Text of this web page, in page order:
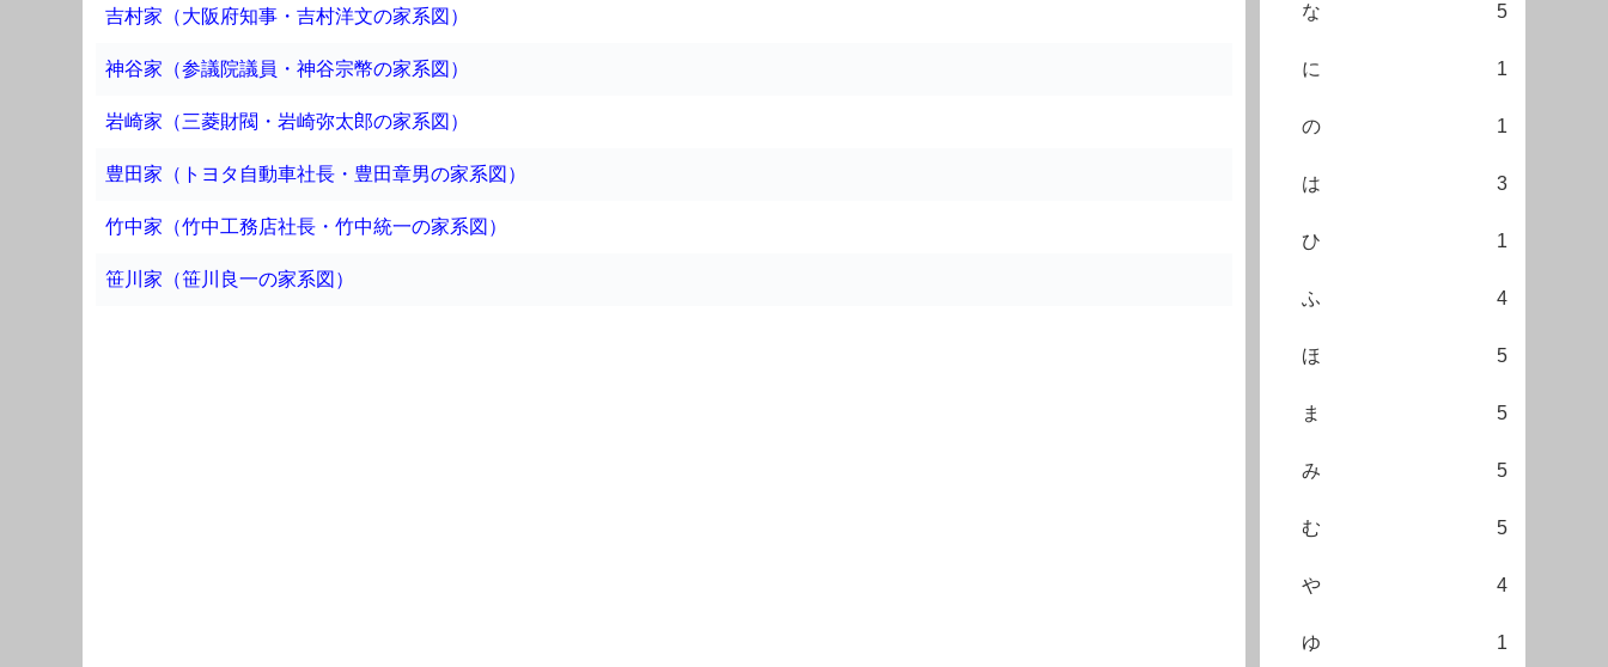
吉村家（大阪府知事・吉村洋文の家系図）
神谷家（参議院議員・神谷宗幣の家系図）
岩崎家（三菱財閥・岩崎弥太郎の家系図）
豊田家（トヨタ自動車社長・豊田章男の家系図）
竹中家（竹中工務店社長・竹中統一の家系図）
笹川家（笹川良一の家系図）
な 5
に 1
の 1
は 3
ひ 1
ふ 4
ほ 5
ま 5
み 5
む 5
や 4
ゆ 1